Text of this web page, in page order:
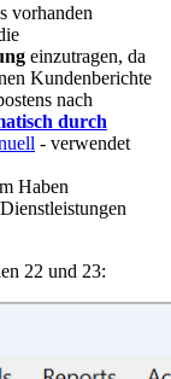
vorhanden
einzutragen, da
Kundenberichte
nach
durch
- verwendet
Haben
22 und 23: